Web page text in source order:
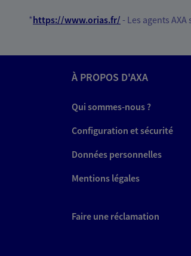
*https://www.orias.fr/ - Les agents
À PROPOS D'AXA
Qui sommes-nous ?
Configuration et sécurité
Données personnelles
Mentions légales
Faire une réclamation